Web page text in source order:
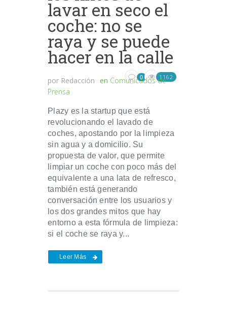
lavar en seco el
coche: no se
raya y se puede
hacer en la calle
por Redacción en Comunicados de
Prensa
0 1162
Plazy es la startup que está
revolucionando el lavado de
coches, apostando por la limpieza
sin agua y a domicilio. Su
propuesta de valor, que permite
limpiar un coche con poco más del
equivalente a una lata de refresco,
también está generando
conversación entre los usuarios y
los dos grandes mitos que hay
entorno a esta fórmula de limpieza:
si el coche se raya y...
Leer Más